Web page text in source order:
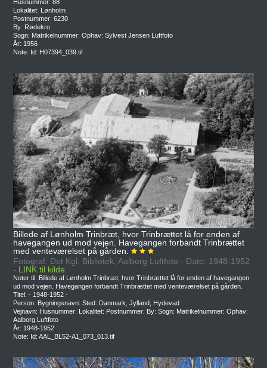
Husnummer: 88
Lokalitet: Lønholm
Postnummer: 6230
By: Rødekro
Sogn: Matrikelnummer: Ophav: Sylvest Jensen Luftfoto
År: 1956
Note: Id: H07394_039.tif
Billede af Lønholm Trinbræt, hvor Trinbrættet lå for enden af
havegangen ud mod vejen. Havegangen forbandt Trinbrættet
med venteværelset på gården.
Fotograf: Det Kgl. Bibliotek, Aalborg Luftfoto - Dato: 1948-1952
- LINK til kilde.
Noter til: Billede af Lønholm Trinbræt, hvor Trinbrættet lå for enden af havegangen
ud mod vejen. Havegangen forbandt Trinbrættet med venteværelset på gården.
Titel: - 1948-1952 -
Person: Bygningsnavn: Sted: Danmark, Jylland, Hydevad
Vejnavn: Husnummer: Lokalitet: Postnummer: By: Sogn: Matrikelnummer: Ophav:
Aalborg Luftfoto
År: 1948-1952
Note: Id: AAL_BL52-A1_073_013.tif